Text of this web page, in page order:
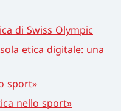
di Swiss Olympic
etica digitale: una
sport»
nello sport»